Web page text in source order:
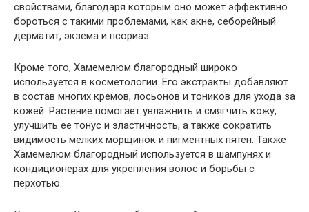
свойствами, благодаря которым оно может эффективно
бороться с такими проблемами, как акне, себорейный
дерматит, экзема и псориаз.
Кроме того, Хамемелюм благородный широко
используется в косметологии. Его экстракты добавляют
в состав многих кремов, лосьонов и тоников для ухода за
кожей. Растение помогает увлажнить и смягчить кожу,
улучшить ее тонус и эластичность, а также сократить
видимость мелких морщинок и пигментных пятен. Также
Хамемелюм благородный используется в шампунях и
кондиционерах для укрепления волос и борьбы с
перхотью.